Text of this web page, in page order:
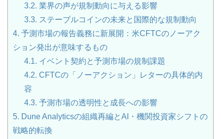
3.2. 業界の声が規制動向に与える影響
3.3. ステーブルコインの未来と国際的な規制動向
4. 予測市場の報告義務に新展開：米CFTCのノーアク
ション発出が意味するもの
4.1. イベント契約と予測市場の規制課題
4.2. CFTCの「ノーアクション」レターの具体的内
容
4.3. 予測市場の透明性と成長への影響
5. Dune Analyticsの組織再編とAI・機関投資家シフトの
戦略的転換